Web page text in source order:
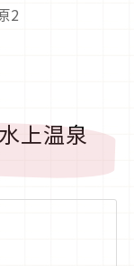
2
水上温泉